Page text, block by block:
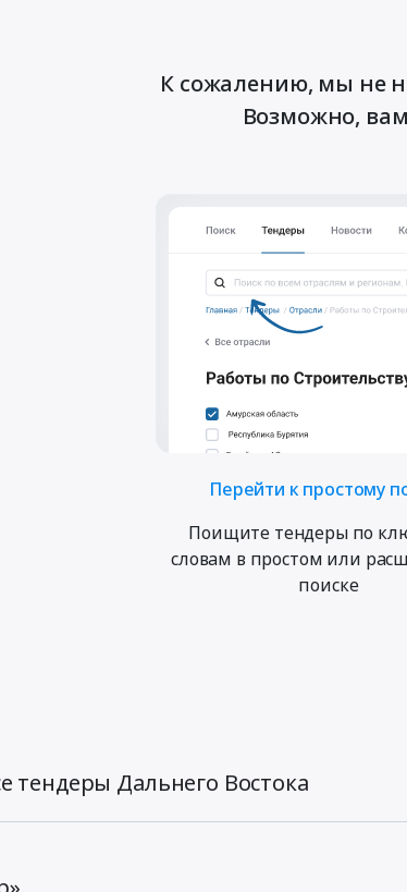
К сожалению, мы не
Возможно,
Перейти к простому
Поищите тендеры по
словам в простом или
поиске
тендеры Дальнего Востока